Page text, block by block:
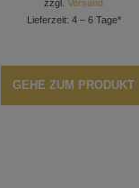
zzgl.Versand
Lieferzeit: 4 – 6 Tage*
GEHE ZUM PRODUKT